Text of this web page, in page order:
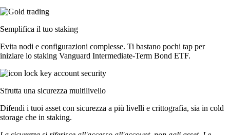
Semplifica il tuo staking
Evita nodi e configurazioni complesse. Ti bastano pochi tap per
iniziare lo staking Vanguard Intermediate-Term Bond ETF.
Sfrutta una sicurezza multilivello
Difendi i tuoi asset con sicurezza a più livelli e crittografia, sia in cold
storage che in staking.